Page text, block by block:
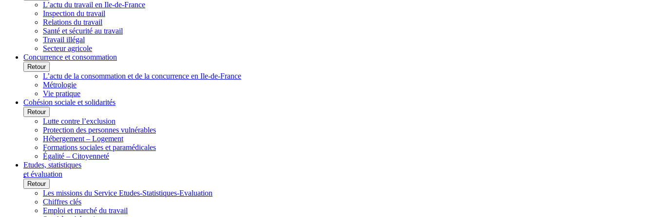
L’actu du travail en Ile-de-France
Inspection du travail
Relations du travail
Santé et sécurité au travail
Travail illégal
Secteur agricole
Concurrence et consommation
Retour
L’actu de la consommation et de la concurrence en Ile-de-France
Métrologie
Vie pratique
Cohésion sociale et solidarités
Retour
Lutte contre l’exclusion
Protection des personnes vulnérables
Hébergement – Logement
Formations sociales et paramédicales
Égalité – Citoyenneté
Etudes, statistiques
et évaluation
Retour
Les missions du Service Etudes-Statistiques-Evaluation
Chiffres clés
Emploi et marché du travail